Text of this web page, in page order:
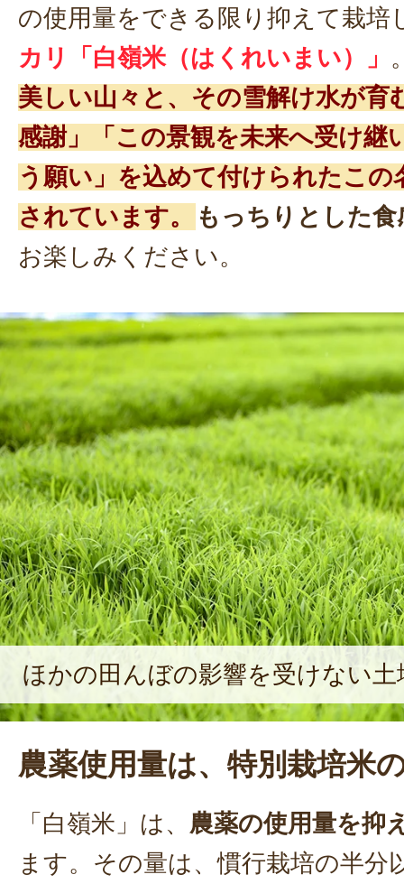
の使用量をできる限り抑えて栽培
カリ「白嶺米（はくれいまい）」
美しい山々と、その雪解け水が育
感謝」「この景観を未来へ受け継
う願い」を込めて付けられたこの
されています。
もっちりとした
お楽しみください。
ほかの田んぼの影響を受けない土
農薬使用量は、特別栽培米
「白嶺米」は、 農薬の使用量を抑
ます。その量は、慣行栽培の半分